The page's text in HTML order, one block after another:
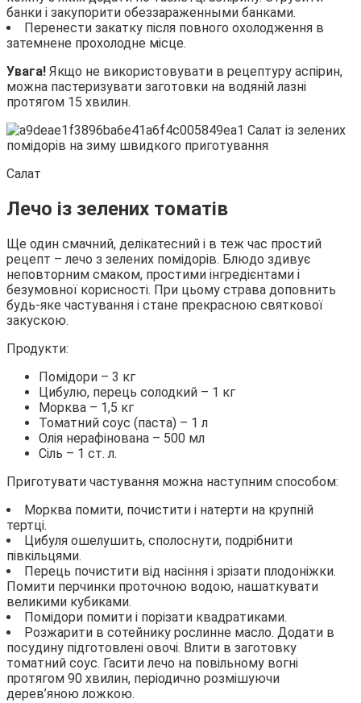
банки і закупорити обеззараженными банками.
Перенести закатку після повного охолодження в
затемнене прохолодне місце.
Увага! Якщо не використовувати в рецептуру аспірин,
можна пастеризувати заготовки на водяній лазні
протягом 15 хвилин.
Салат
Лечо із зелених томатів
Ще один смачний, делікатесний і в теж час простий
рецепт – лечо з зелених помідорів. Блюдо здивує
неповторним смаком, простими інгредієнтами і
безумовної корисності. При цьому страва доповнить
будь-яке частування і стане прекрасною святкової
закускою.
Продукти:
Помідори – 3 кг
Цибулю, перець солодкий – 1 кг
Морква – 1,5 кг
Томатний соус (паста) – 1 л
Олія нерафінована – 500 мл
Сіль – 1 ст. л.
Приготувати частування можна наступним способом:
Морква помити, почистити і натерти на крупній
тертці.
Цибуля ошелушить, сполоснути, подрібнити
півкільцями.
Перець почистити від насіння і зрізати плодоніжки.
Помити перчинки проточною водою, нашаткувати
великими кубиками.
Помідори помити і порізати квадратиками.
Розжарити в сотейнику рослинне масло. Додати в
посудину підготовлені овочі. Влити в заготовку
томатний соус. Гасити лечо на повільному вогні
протягом 90 хвилин, періодично розмішуючи
дерев’яною ложкою.